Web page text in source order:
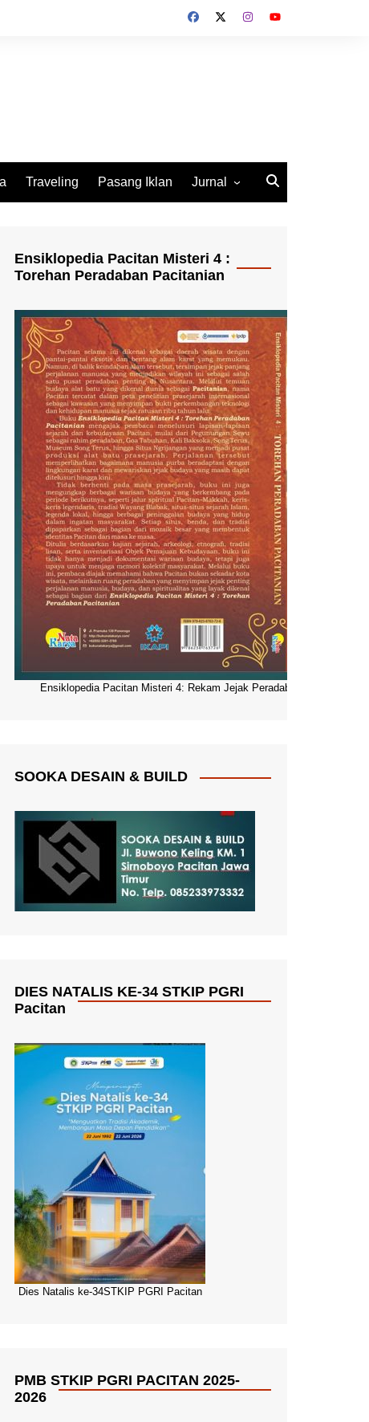
Traveling Pasang Iklan Jurnal
Ensiklopedia Pacitan Misteri 4 :
Torehan Peradaban Pacitanian
Ensiklopedia Pacitan Misteri 4: Rekam Jejak Peradaban Dunia
SOOKA DESAIN & BUILD
DIES NATALIS KE-34 STKIP PGRI
Pacitan
Dies Natalis ke-34STKIP PGRI Pacitan
PMB STKIP PGRI PACITAN 2025-
2026